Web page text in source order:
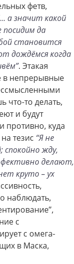
фетв,
а значит какой
да
становится
дождёмся когда
. Этакая
в непрерывные
что-то делать,
и будут
противно, куда
тезис “Я не
спокойно жду,
делают,
круто – ух
наблюдать,
с
с омега-
в Маска,